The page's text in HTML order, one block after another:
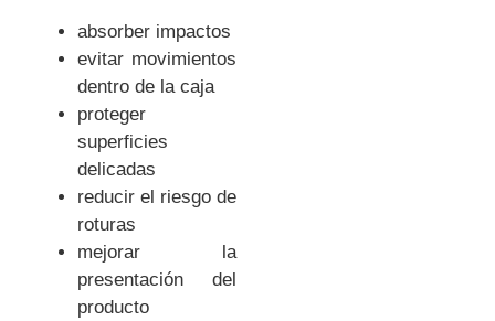
absorber impactos
evitar movimientos
dentro de la caja
proteger
superficies
delicadas
reducir el riesgo de
roturas
mejorar la
presentación del
producto